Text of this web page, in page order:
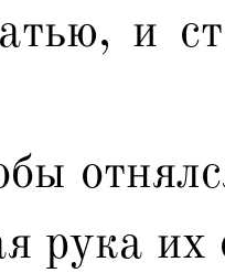
и
рука